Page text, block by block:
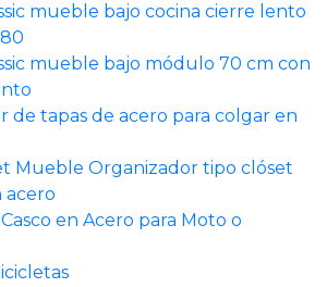
mueble bajo cocina cierre lento
mueble bajo módulo 70 cm con
de tapas de acero para colgar en
Mueble Organizador tipo clóset
acero
en Acero para Moto o